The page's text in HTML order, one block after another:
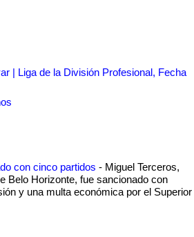
| Liga de la División Profesional, Fecha
con cinco partidos - Miguel Terceros,
Belo Horizonte, fue sancionado con
y una multa económica por el Superior